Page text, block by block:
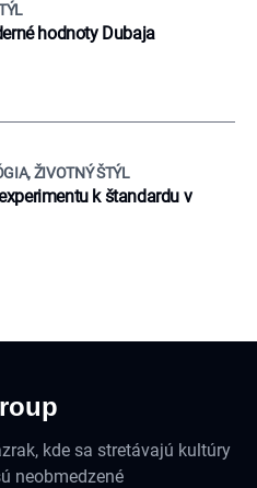
hodnoty Dubaja
ŽIVOTNÝ ŠTÝL
k štandardu v
kde sa stretávajú kultúry
neobmedzené